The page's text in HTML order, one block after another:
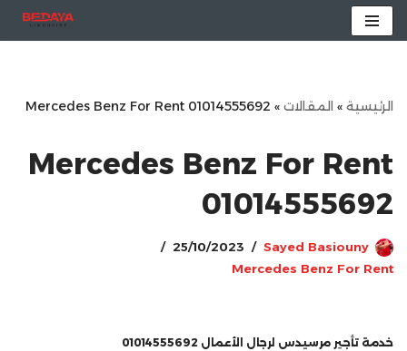
الرئيسية » المقالات »
Mercedes Benz For Rent 01014555692
Mercedes Benz For Rent
01014555692
Sayed Basiouny
25/10/2023
Mercedes Benz For Rent
خدمة تأجير مرسيدس لرجال الأعمال 01014555692